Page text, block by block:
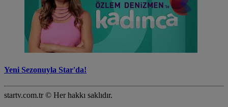
Yeni Sezonuyla Star'da!
startv.com.tr © Her hakkı saklıdır.